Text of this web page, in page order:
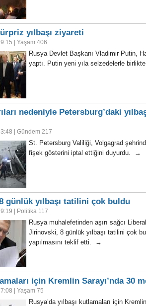
yılbaşı ziyareti
Yaşam 406
Rusya Devlet Başkanı Vladimir Putin,
yaptı. Putin yeni yıla selzedelerle
nedeniyle Petersburg’daki
Gündem 217
St. Petersburg Valiliği, Volgagrad
fişek gösterini iptal ettiğini duyurdu. →
günlük yılbaşı tatilini çok buldu
Politika 117
Rusya muhalefetinden aşırı sağcı
Jirinovski, 8 günlük yılbaşı tatilini çok
yapılmasını teklif etti. →
için Kremlin Sarayı’nda 30
Yaşam 75
Rusya’da yılbaşı kutlamaları için